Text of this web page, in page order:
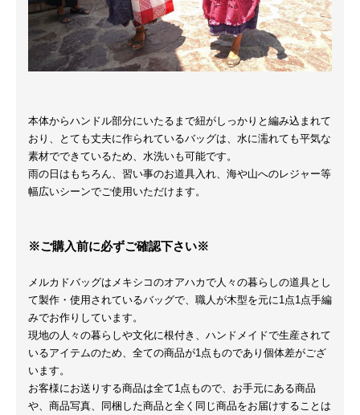
本体からハンドル部分にいたるまで紐がしっかりと編み込まれて
おり、とても丈夫に作られているバッグは、水に濡れても平気な
素材でできているため、水洗いも可能です。
雨の日はもちろん、習い事のお道具入れ、海や山へのレジャー等
幅広いシーンでご使用いただけます。
※ご購入前に必ずご確認下さい※
メルカドバッグはメキシコのオアハカで人々の暮らしの道具とし
て製作・使用されているバッグで、職人が木型を元に1点1点手編
みでお作りしています。
現地の人々の暮らしや文化に根付き、ハンドメイドで生産されて
いるアイテムのため、全ての商品が1点ものであり個体差がござ
います。
お客様にお送りする商品は全て1点もので、お手元にある商品
や、商品写真、同梱した商品と全く同じ商品をお届けすることは